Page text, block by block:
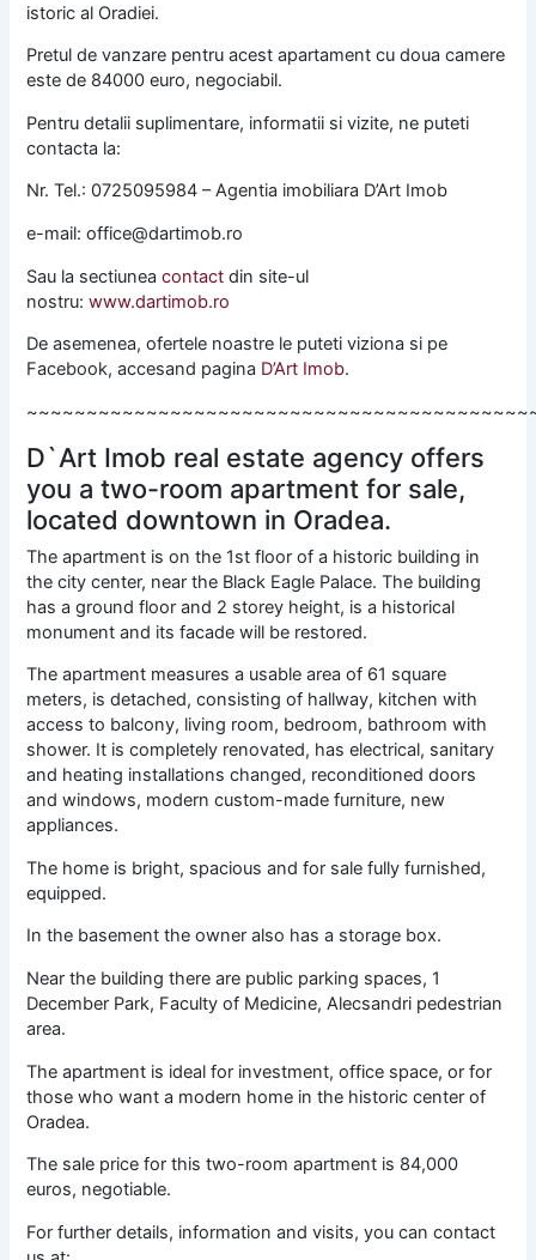
istoric al Oradiei.
Pretul de vanzare pentru acest apartament cu doua camere
este de 84000 euro, negociabil.
Pentru detalii suplimentare, informatii si vizite, ne puteti
contacta la:
Nr. Tel.: 0725095984 – Agentia imobiliara D’Art Imob
e-mail: office@dartimob.ro
Sau la sectiuneacontact din site-ul
nostru:www.dartimob.ro
De asemenea, ofertele noastre le puteti viziona si pe
Facebook, accesand pagina D’Art Imob.
D`Art Imob real estate agency offers
you a two-room apartment for sale,
located downtown in Oradea.
The apartment is on the 1st floor of a historic building in
the city center, near the Black Eagle Palace. The building
has a ground floor and 2 storey height, is a historical
monument and its facade will be restored.
The apartment measures a usable area of ​​61 square
meters, is detached, consisting of hallway, kitchen with
access to balcony, living room, bedroom, bathroom with
shower. It is completely renovated, has electrical, sanitary
and heating installations changed, reconditioned doors
and windows, modern custom-made furniture, new
appliances.
The home is bright, spacious and for sale fully furnished,
equipped.
In the basement the owner also has a storage box.
Near the building there are public parking spaces, 1
December Park, Faculty of Medicine, Alecsandri pedestrian
area.
The apartment is ideal for investment, office space, or for
those who want a modern home in the historic center of
Oradea.
The sale price for this two-room apartment is 84,000
euros, negotiable.
For further details, information and visits, you can contact